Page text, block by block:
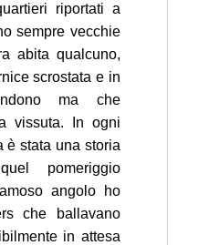
riportati a
sempre vecchie
abita qualcuno,
scrostata e in
ma che
vissuta. In ogni
è stata una storia
pomeriggio
angolo ho
che ballavano
in attesa